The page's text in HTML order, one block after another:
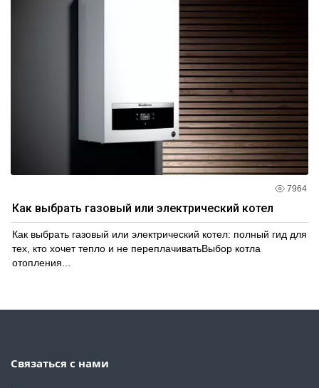
7964
Как выбрать газовый или электрический котел
Как выбрать газовый или электрический котел: полный гид для
тех, кто хочет тепло и не переплачиватьВыбор котла
отопления...
Связаться с нами